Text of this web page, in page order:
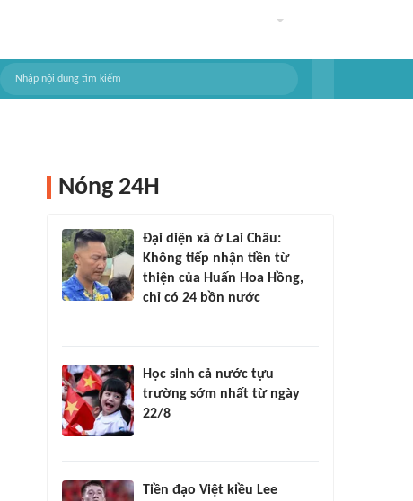
Nóng 24H
Đại diện xã ở Lai Châu:
Không tiếp nhận tiền từ
thiện của Huấn Hoa Hồng,
chỉ có 24 bồn nước
Học sinh cả nước tựu
trường sớm nhất từ ngày
22/8
Tiền đạo Việt kiều Lee